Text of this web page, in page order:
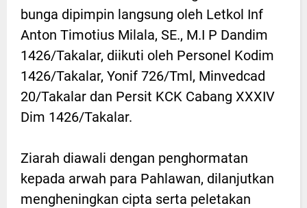
bunga dipimpin langsung oleh Letkol Inf
Anton Timotius Milala, SE., M.I P Dandim
1426/Takalar, diikuti oleh Personel Kodim
1426/Takalar, Yonif 726/Tml, Minvedcad
20/Takalar dan Persit KCK Cabang XXXIV
Dim 1426/Takalar.
Ziarah diawali dengan penghormatan
kepada arwah para Pahlawan, dilanjutkan
mengheningkan cipta serta peletakan